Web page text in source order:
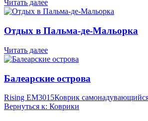
Читать далее
Отдых в Пальма-де-Мальорка
Читать далее
Балеарские острова
Rising EM3015Коврик
Вернуться к: Коврики